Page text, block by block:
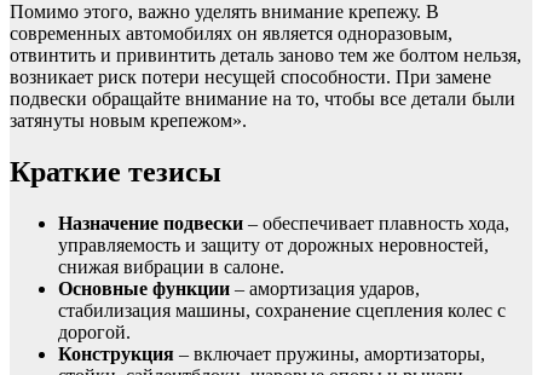
Помимо этого, важно уделять внимание крепежу. В
современных автомобилях он является одноразовым,
отвинтить и привинтить деталь заново тем же болтом нельзя,
возникает риск потери несущей способности. При замене
подвески обращайте внимание на то, чтобы все детали были
затянуты новым крепежом».
Краткие тезисы
Назначение подвески – обеспечивает плавность хода,
управляемость и защиту от дорожных неровностей,
снижая вибрации в салоне.
Основные функции – амортизация ударов,
стабилизация машины, сохранение сцепления колес с
дорогой.
Конструкция – включает пружины, амортизаторы,